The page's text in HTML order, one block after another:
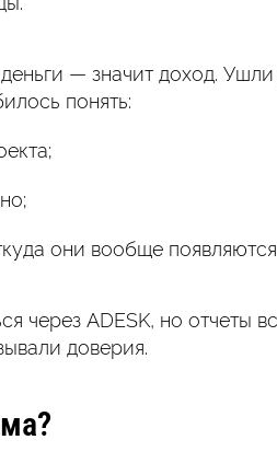
— значит доход.
понять:
они вообще появляются.
через ADESK, но отчеты
доверия.